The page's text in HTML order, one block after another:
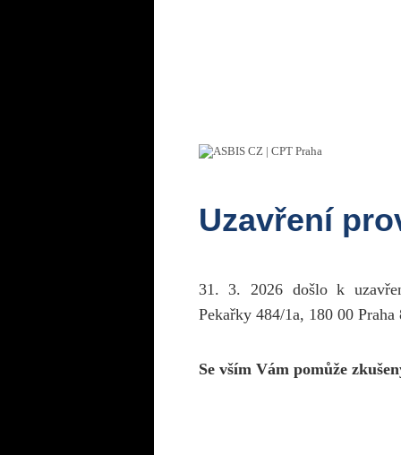
Uzavření
31. 3. 2026 došlo k
Pekařky 484/1a, 180 00 Praha
Se vším Vám pomůže